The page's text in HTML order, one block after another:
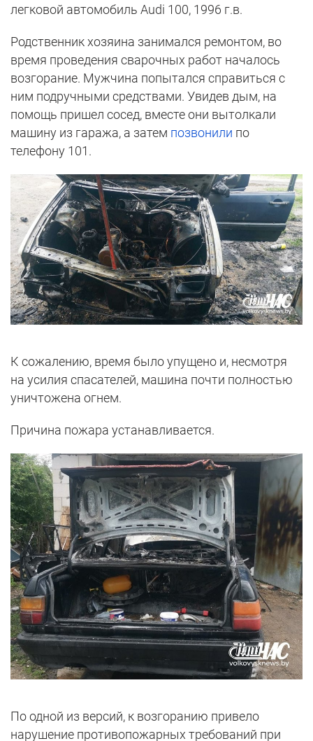
легковой автомобиль Audi 100, 1996 г.в.
Родственник хозяина занимался ремонтом, во
время проведения сварочных работ началось
возгорание. Мужчина попытался справиться с
ним подручными средствами. Увидев дым, на
помощь пришел сосед, вместе они вытолкали
машину из гаража, а затем позвонили по
телефону 101.
К сожалению, время было упущено и, несмотря
на усилия спасателей, машина почти полностью
уничтожена огнем.
Причина пожара устанавливается.
По одной из версий, к возгоранию привело
нарушение противопожарных требований при